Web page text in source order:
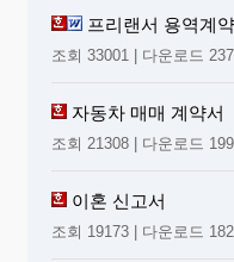
프리랜서 용역계
조회 33001 | 다운로드
자동차 매매 계약서
조회 21308 | 다운로드
이혼 신고서
조회 19173 | 다운로드